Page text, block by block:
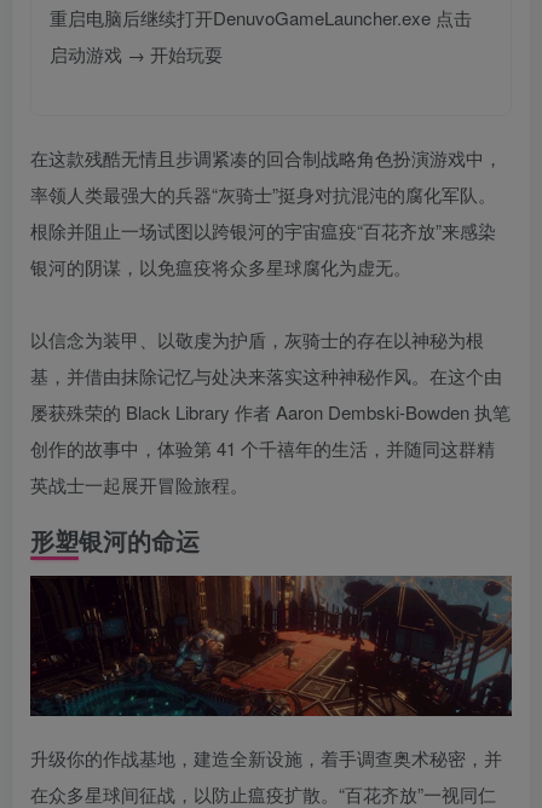
重启电脑后继续打开DenuvoGameLauncher.exe 点击
启动游戏 → 开始玩耍
在这款残酷无情且步调紧凑的回合制战略角色扮演游戏中，
率领人类最强大的兵器“灰骑士”挺身对抗混沌的腐化军队。
根除并阻止一场试图以跨银河的宇宙瘟疫“百花齐放”来感染
银河的阴谋，以免瘟疫将众多星球腐化为虚无。
以信念为装甲、以敬虔为护盾，灰骑士的存在以神秘为根
基，并借由抹除记忆与处决来落实这种神秘作风。在这个由
屡获殊荣的 Black Library 作者 Aaron Dembski-Bowden 执笔
创作的故事中，体验第 41 个千禧年的生活，并随同这群精
英战士一起展开冒险旅程。
形塑银河的命运
升级你的作战基地，建造全新设施，着手调查奥术秘密，并
在众多星球间征战，以防止瘟疫扩散。“百花齐放”一视同仁